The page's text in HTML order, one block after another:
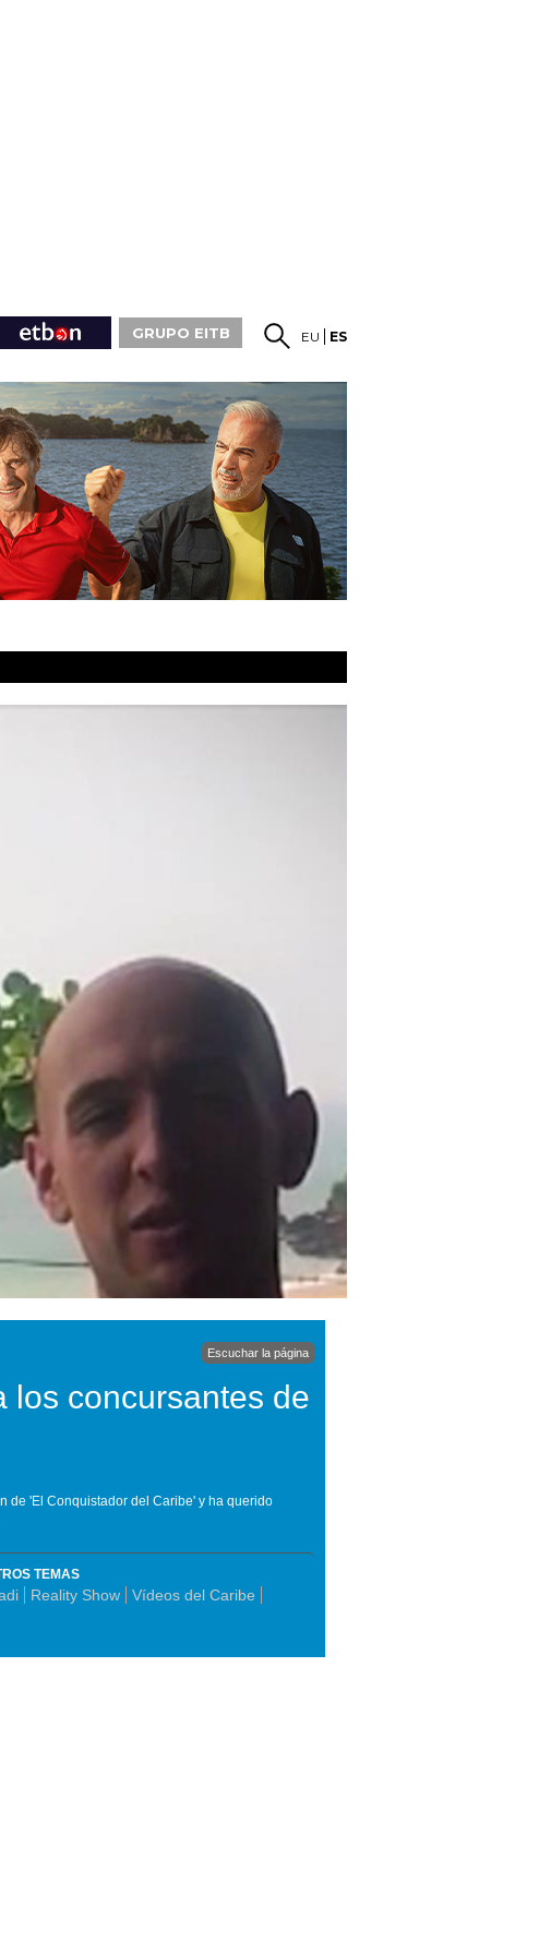
GRUPO EITB EU ES
Escuchar la página
los concursantes de
de 'El Conquistador del Caribe' y ha querido
TEMAS
Reality Show
Vídeos del Caribe